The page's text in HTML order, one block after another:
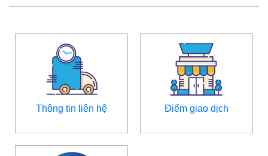
Thông tin liên hệ Điểm giao dịch